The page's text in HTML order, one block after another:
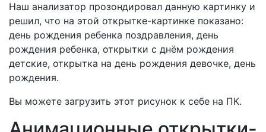
Наш анализатор прозондировал данную картинку и
решил, что на этой открытке-картинке показано:
день рождения ребенка поздравления, день
рождения ребенка, открытки с днём рождения
детские, открытка на день рождения девочке, день
рождения.
Вы можете загрузить этот рисунок к себе на ПК.